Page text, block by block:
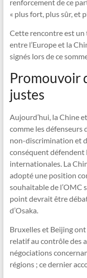
renforcement de ce
« plus fort, plus sûr, et
Cette rencontre est
entre l’Europe et la
signés lors de ce
Promouvoir
justes
Aujourd’hui, la Chine
comme les défenseurs
non-discrimination et
conséquent
internationales. La
adopté une position
souhaitable de l’OMC
point devrait être
d’Osaka.
Bruxelles et Beijing
relatif au contrôle des
négociations
régions ; ce dernier